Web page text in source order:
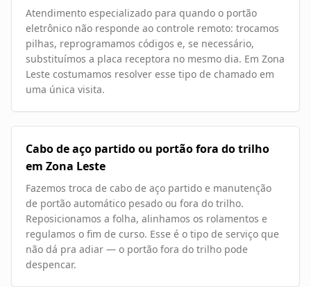
Atendimento especializado para quando o portão
eletrônico não responde ao controle remoto: trocamos
pilhas, reprogramamos códigos e, se necessário,
substituímos a placa receptora no mesmo dia. Em Zona
Leste costumamos resolver esse tipo de chamado em
uma única visita.
Cabo de aço partido ou portão fora do trilho
em Zona Leste
Fazemos troca de cabo de aço partido e manutenção
de portão automático pesado ou fora do trilho.
Reposicionamos a folha, alinhamos os rolamentos e
regulamos o fim de curso. Esse é o tipo de serviço que
não dá pra adiar — o portão fora do trilho pode
despencar.